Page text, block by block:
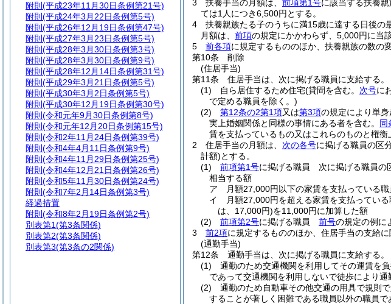
3
扶養手当の月額は、 前項第1号に該当する扶養親
ては1人につき6,500円とする。
4
扶養親族たる子のうちに満15歳に達する日後
月額は、 前項の規定にかかわらず、5,000円に当
5
前各項に規定するもののほか、扶養親族の数の
第10条
削除
(住居手当)
第11条
住居手当は、次に掲げる職員に支給する。
(1)
自ら居住するため住宅(貸間を含む。 次号に
で定める職員を除く。)
(2)
第12条の2第1項又は第3項の規定により単
実上婚姻関係と同様の事情にある者を含む。 同
賃を支払っているもの又はこれらのものと権
2
住居手当の月額は、 次の各号に掲げる職員の区
計額)とする。
(1)
前項第1号に掲げる職員 次に掲げる職員の
相当する額
ア
月額27,000円以下の家賃を支払っている
イ
月額27,000円を超える家賃を支払ってい
は、17,000円)を11,000円に加算した額
(2)
前項第2号に掲げる職員 前号の規定の例に
3
前2項に規定するもののほか、住居手当の支給
(通勤手当)
第12条
通勤手当は、次に掲げる職員に支給する。
(1)
通勤のため交通機関を利用してその運賃を
であって交通機関を利用しないで徒歩により
(2)
通勤のため自動車その他交通の用具で規則
することが著しく困難である職員以外の職員
附則 (平成23年11月30日条例第21号)
附則 (平成24年3月22日条例第5号)
附則 (平成26年12月19日条例第47号)
附則 (平成27年3月23日条例第5号)
附則 (平成28年3月30日条例第3号)
附則 (平成28年3月30日条例第9号)
附則 (平成28年12月14日条例第31号)
附則 (平成29年3月21日条例第5号)
附則 (平成30年3月2日条例第5号)
附則 (平成30年12月19日条例第30号)
附則 (令和元年9月30日条例第8号)
附則 (令和元年12月20日条例第15号)
附則 (令和2年11月24日条例第39号)
附則 (令和4年4月11日条例第9号)
附則 (令和4年11月29日条例第25号)
附則 (令和4年12月21日条例第26号)
附則 (令和5年11月30日条例第24号)
附則 (令和7年2月14日条例第3号)
経過措置
附則 (令和8年2月19日条例第2号)
別表第1(第3条関係)
別表第2(第3条関係)
別表第3(第3条の2関係)